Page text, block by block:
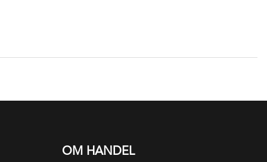
OM HANDEL